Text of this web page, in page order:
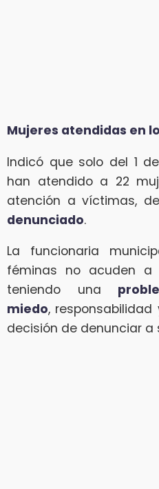
Mujeres atendidas en
Indicó que solo del 1
han atendido a 22
atención a víctimas, de
denunciado.
La funcionaria
féminas no acuden a
teniendo una
miedo,
decisión de denunciar a